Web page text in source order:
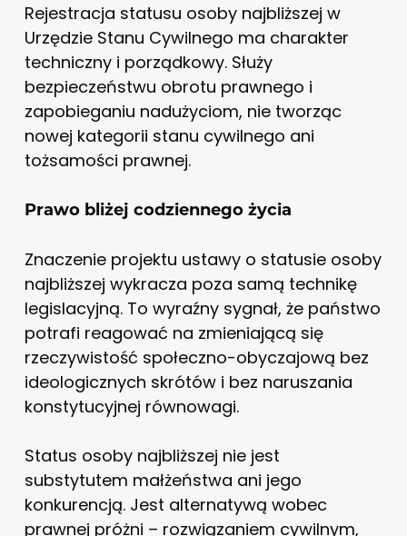
Rejestracja statusu osoby najbliższej w
Urzędzie Stanu Cywilnego ma charakter
techniczny i porządkowy. Służy
bezpieczeństwu obrotu prawnego i
zapobieganiu nadużyciom, nie tworząc
nowej kategorii stanu cywilnego ani
tożsamości prawnej.
Prawo bliżej codziennego życia
Znaczenie projektu ustawy o statusie osoby
najbliższej wykracza poza samą technikę
legislacyjną. To wyraźny sygnał, że państwo
potrafi reagować na zmieniającą się
rzeczywistość społeczno-obyczajową bez
ideologicznych skrótów i bez naruszania
konstytucyjnej równowagi.
Status osoby najbliższej nie jest
substytutem małżeństwa ani jego
konkurencją. Jest alternatywą wobec
prawnej próżni – rozwiązaniem cywilnym,